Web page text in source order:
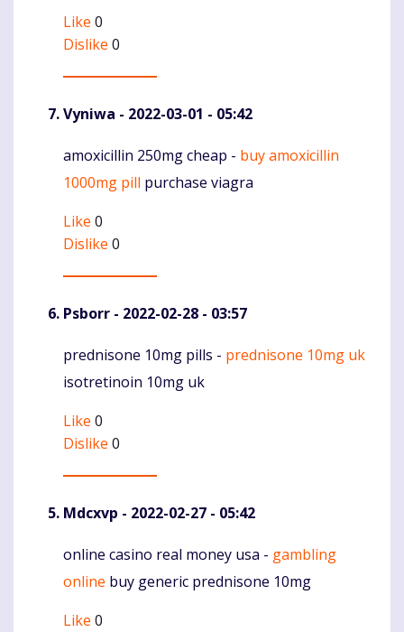
Like 0
Dislike 0
Vyniwa - 2022-03-01 - 05:42
Komentaras
amoxicillin 250mg cheap - buy amoxicillin
1000mg pill purchase viagra
Like 0
Dislike 0
Psborr - 2022-02-28 - 03:57
Komentaras
prednisone 10mg pills - prednisone 10mg uk
isotretinoin 10mg uk
Like 0
Dislike 0
Mdcxvp - 2022-02-27 - 05:42
Komentaras
online casino real money usa - gambling
online buy generic prednisone 10mg
Like 0